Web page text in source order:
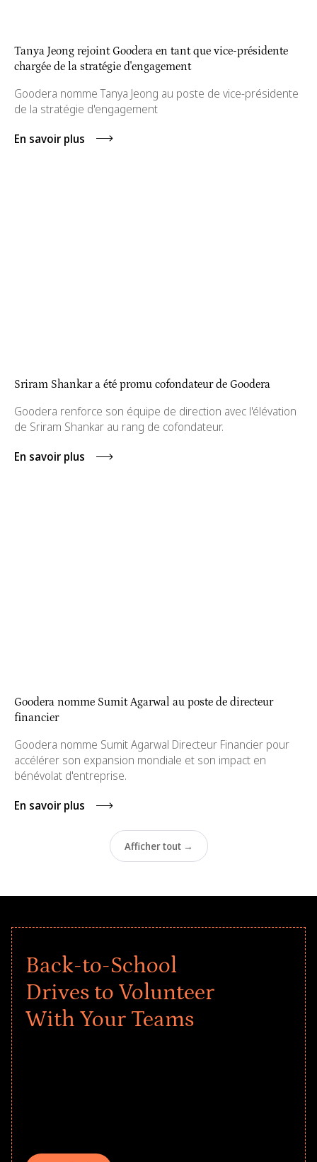
Tanya Jeong rejoint Goodera en tant que vice-présidente
chargée de la stratégie d'engagement
Goodera nomme Tanya Jeong au poste de vice-présidente
de la stratégie d'engagement
En savoir plus
Sriram Shankar a été promu cofondateur de Goodera
Goodera renforce son équipe de direction avec l'élévation
de Sriram Shankar au rang de cofondateur.
En savoir plus
Goodera nomme Sumit Agarwal au poste de directeur
financier
Goodera nomme Sumit Agarwal Directeur Financier pour
accélérer son expansion mondiale et son impact en
bénévolat d'entreprise.
En savoir plus
Afficher tout →
Back-to-School
Drives to Volunteer
With Your Teams